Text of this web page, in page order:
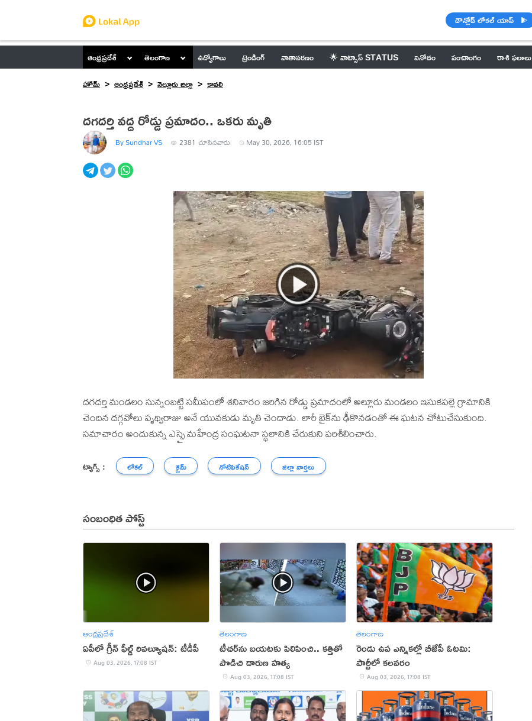
డౌన్లోడ్ లోకల్ యాప్
ఆంధ్రప్రదేశ్ తెలంగాణ ఉద్యోగాలు ట్రెండింగ్ వాతావరణం 🌟 వాట్సాప్ STATUS వినోదం పంచాంగం రాశి ఫలాలు
హోమ్
ఆంధ్రప్రదేశ్ నెల్లూరు జిల్లా కావలి
దగదర్తి వద్ద రోడ్డు ప్రమాదం.. ఒకరు మృతి
By Sundhar VS 2381 చూసినవారు May 30, 2026, 16:05 IST
దగదర్తి మండలం సున్నంబట్టి సమీపంలో శనివారం జరిగిన రోడ్డు ప్రమాదంలో అల్లూరు మండలం ఇసుకపల్లె గ్రామానికి
చెందిన దగ్గవోలు పృథ్విరాజు అనే యువకుడు మృతి చెందాడు. లారీ బైక్‌ను ఢీకొనడంతో ఈ ఘటన చోటుచేసుకుంది.
సమాచారం అందుకున్న ఎస్సై మహేంద్ర సంఘటనా స్థలానికి చేరుకుని పరిశీలించారు.
ట్యాగ్స్ : లోకల్ క్రైమ్ నోటిఫికేషన్ జిల్లా వార్తలు
సంబంధిత పోస్ట్
ఆంధ్రప్రదేశ్
ఏపీలో గ్రీన్ ఫీల్డ్ రివల్యూషన్: టీడీపీ
Aug 03, 2026, 17:08 IST
తెలంగాణ
టీచర్‌ను బయటకు పిలిపించి.. కత్తితో
పొడిచి దారుణ హత్య
Aug 03, 2026, 17:08 IST
తెలంగాణ
రెండు ఉప ఎన్నికల్లో బీజేపీ ఓటమి:
పార్టీలో కలవరం
Aug 03, 2026, 17:08 IST